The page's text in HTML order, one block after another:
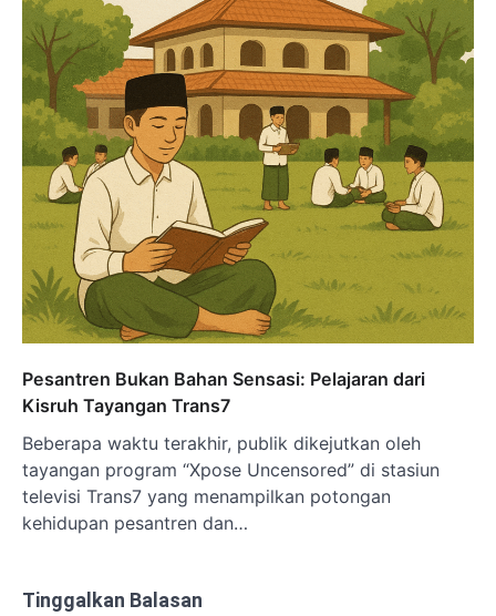
Pesantren Bukan Bahan Sensasi: Pelajaran dari
Kisruh Tayangan Trans7
Beberapa waktu terakhir, publik dikejutkan oleh
tayangan program “Xpose Uncensored” di stasiun
televisi Trans7 yang menampilkan potongan
kehidupan pesantren dan…
Tinggalkan Balasan